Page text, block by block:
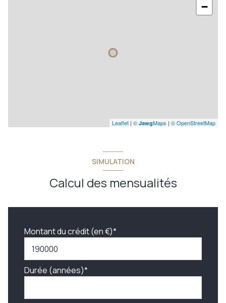
−
Leaflet | © JawgMaps | © OpenStreetMap
SIMULATION
Calcul des mensualités
Montant du crédit (en €)*
Durée (années)*